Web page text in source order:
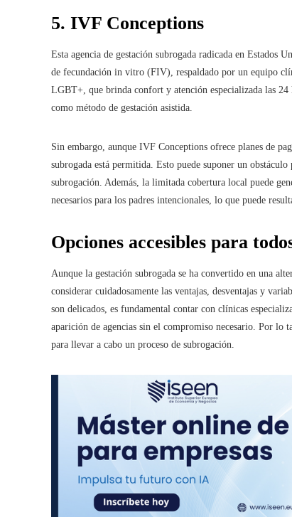
5. IVF Conceptions
Esta agencia de gestación subrogada radicada en Estados
de fecundación in vitro (FIV), respaldado por un equipo
LGBT+, que brinda confort y atención especializada las
como método de gestación asistida.
Sin embargo, aunque IVF Conceptions ofrece planes de
subrogada está permitida. Esto puede suponer un
subrogación. Además, la limitada cobertura local puede
necesarios para los padres intencionales, lo que puede
Opciones accesibles para
Aunque la gestación subrogada se ha convertido en una
considerar cuidadosamente las ventajas, desventajas y
son delicados, es fundamental contar con clínicas
aparición de agencias sin el compromiso necesario. Por lo
para llevar a cabo un proceso de subrogación.